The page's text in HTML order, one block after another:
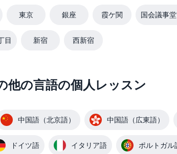
東京 銀座 霞ケ関 国会議事
目 新宿 西新宿
他の言語の個人レッスン
中国語（北京語） 中国語（広東語）
ドイツ語 イタリア語 ポルトガル